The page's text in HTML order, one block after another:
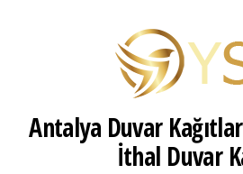
Antalya Duvar
İthal Duvar